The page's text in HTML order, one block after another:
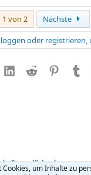
1 von 2 Nächste
oder
LinkedIn
Reddit
- endlich schwanger
Cookies, um Inhalte zu